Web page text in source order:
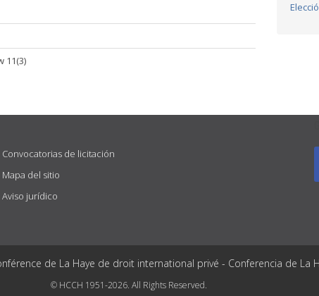
11(3)
Convocatorias de licitación
Mapa del sitio
Aviso jurídico
de La Haye de droit international privé - Conferencia de La
© HCCH 1951-2026. All Rights Reserved.